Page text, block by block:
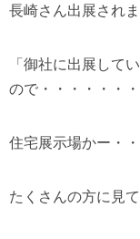
長崎さん出展され
「御社に出展して
ので・・・・・・・
住宅展示場かー・
たくさんの方に見